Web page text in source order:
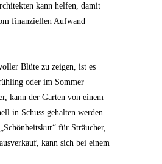
kann helfen, damit
finanziellen Aufwand
Blüte zu zeigen, ist es
oder im Sommer
kann der Garten von einem
in Schuss gehalten werden.
für Sträucher,
kann sich bei einem